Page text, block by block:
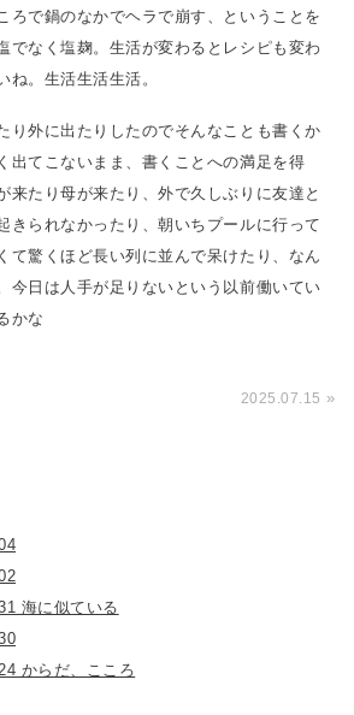
ろで鍋のなかでヘラで崩す、ということを
でなく塩麹。生活が変わるとレシピも変わ
ね。生活生活生活。
り外に出たりしたのでそんなことも書くか
出てこないまま、書くことへの満足を得
来たり母が来たり、外で久しぶりに友達と
きられなかったり、朝いちプールに行って
て驚くほど長い列に並んで呆けたり、なん
今日は人手が足りないという以前働いてい
かな
2025.07.15 »
海に似ている
からだ、こころ